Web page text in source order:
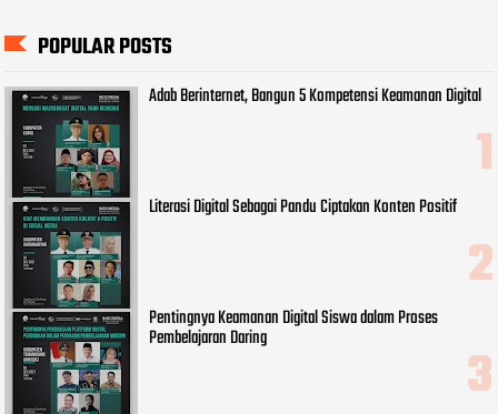
POPULAR POSTS
Adab Berinternet, Bangun 5 Kompetensi Keamanan Digital
Literasi Digital Sebagai Pandu Ciptakan Konten Positif
Pentingnya Keamanan Digital Siswa dalam Proses
Pembelajaran Daring